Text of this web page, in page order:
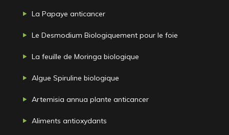
La Papaye anticancer
Le Desmodium Biologiquement pour le foie
La feuille de Moringa biologique
Algue Spiruline biologique
Artemisia annua plante anticancer
Aliments antioxydants